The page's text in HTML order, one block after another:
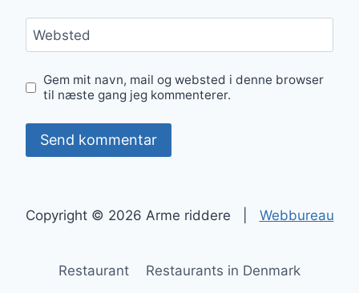
Websted
Gem mit navn, mail og websted i denne browser
til næste gang jeg kommenterer.
Copyright © 2026 Arme riddere | Webbureau
Restaurant
Restaurants in Denmark